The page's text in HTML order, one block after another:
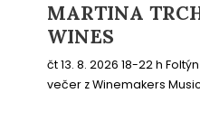
MARTINA
WINES
čt 13. 8. 2026 18-22 h
večer z Winemakers